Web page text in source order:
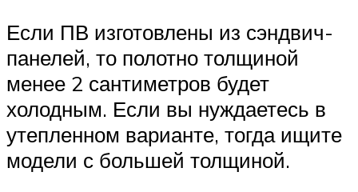
Если ПВ изготовлены из сэндвич-
панелей, то полотно толщиной
менее 2 сантиметров будет
холодным. Если вы нуждаетесь в
утепленном варианте, тогда ищите
модели с большей толщиной.